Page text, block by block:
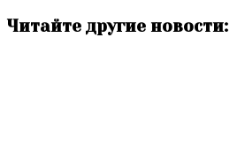
Читайте другие новости: